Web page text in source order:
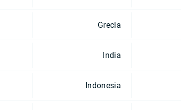
Grecia
India
Indonesia